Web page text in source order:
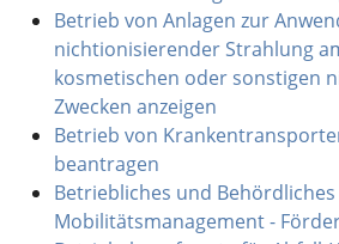
Betrieb von Anlagen zur
nichtionisierender Strahlung
kosmetischen oder sonstigen
Zwecken anzeigen
Betrieb von
beantragen
Betriebliches und Behördliches
Mobilitätsmanagement -